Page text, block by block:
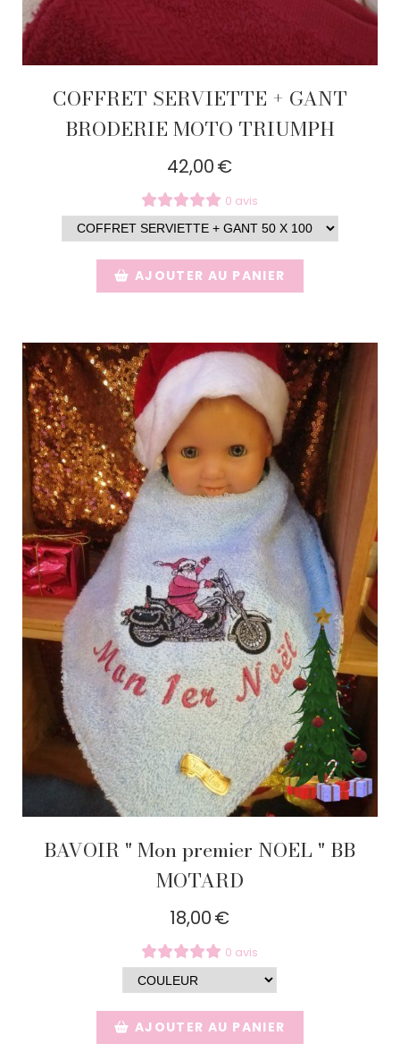
COFFRET SERVIETTE + GANT
BRODERIE MOTO TRIUMPH
42,00€
0 avis
AJOUTER AU PANIER
BAVOIR " Mon premier NOEL " BB
MOTARD
18,00€
0 avis
AJOUTER AU PANIER